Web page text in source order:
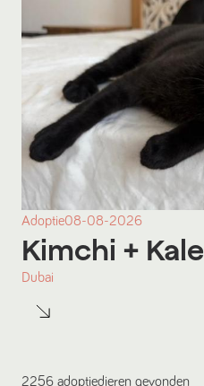
Adoptie08-08-2026
Kimchi + Kale
Dubai
2256 adoptiedieren gevonden